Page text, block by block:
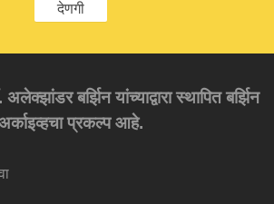
देणगी
बर्झिन यांच्याद्वारा स्थापित बर्झिन
प्रकल्प आहे.